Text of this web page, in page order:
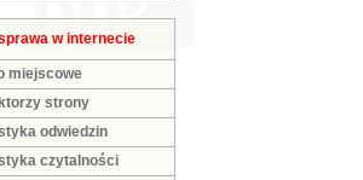
w internecie
miejscowe
strony
odwiedzin
czytalności